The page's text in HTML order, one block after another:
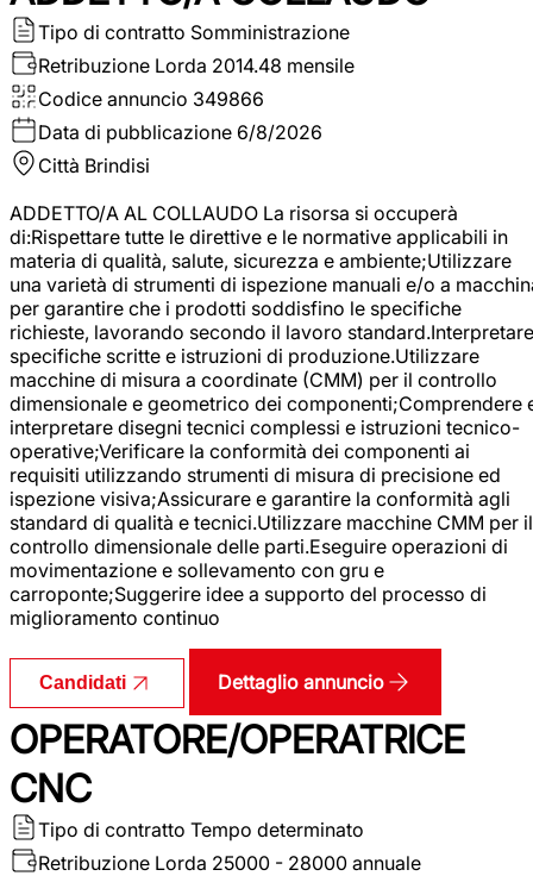
Tipo di contratto Somministrazione
Retribuzione Lorda 2014.48 mensile
Codice annuncio 349866
Data di pubblicazione 6/8/2026
Città Brindisi
ADDETTO/A AL COLLAUDO La risorsa si occuperà
di:Rispettare tutte le direttive e le normative applicabili in
materia di qualità, salute, sicurezza e ambiente;Utilizzare
una varietà di strumenti di ispezione manuali e/o a
per garantire che i prodotti soddisfino le specifiche
richieste, lavorando secondo il lavoro standard.Interpretare
specifiche scritte e istruzioni di produzione.Utilizzare
macchine di misura a coordinate (CMM) per il controllo
dimensionale e geometrico dei componenti;Comprendere
interpretare disegni tecnici complessi e istruzioni tecnico-
operative;Verificare la conformità dei componenti ai
requisiti utilizzando strumenti di misura di precisione ed
ispezione visiva;Assicurare e garantire la conformità agli
standard di qualità e tecnici.Utilizzare macchine CMM per il
controllo dimensionale delle parti.Eseguire operazioni di
movimentazione e sollevamento con gru e
carroponte;Suggerire idee a supporto del processo di
miglioramento continuo
Candidati Dettaglio annuncio
OPERATORE/OPERATRICE
CNC
Tipo di contratto Tempo determinato
Retribuzione Lorda 25000 - 28000 annuale